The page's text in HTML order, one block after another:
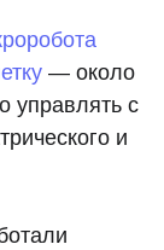
— около
управлять с
и